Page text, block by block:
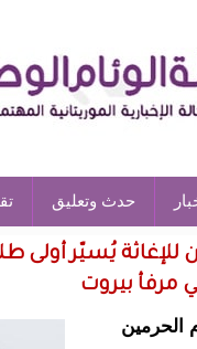
حدث وتعليق
للإغاثة يُسيّر أولى
مرفأ بيروت
الحرمين